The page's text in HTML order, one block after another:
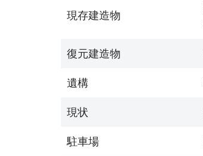
現存建造物
復元建造物
遺構
現状
駐車場